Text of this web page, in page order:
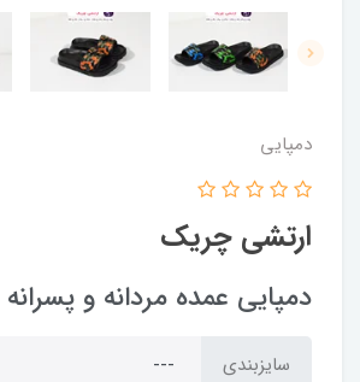
دمپایی
ارتشی چریک
دمپایی عمده مردانه و پسرانه
سایزبندی